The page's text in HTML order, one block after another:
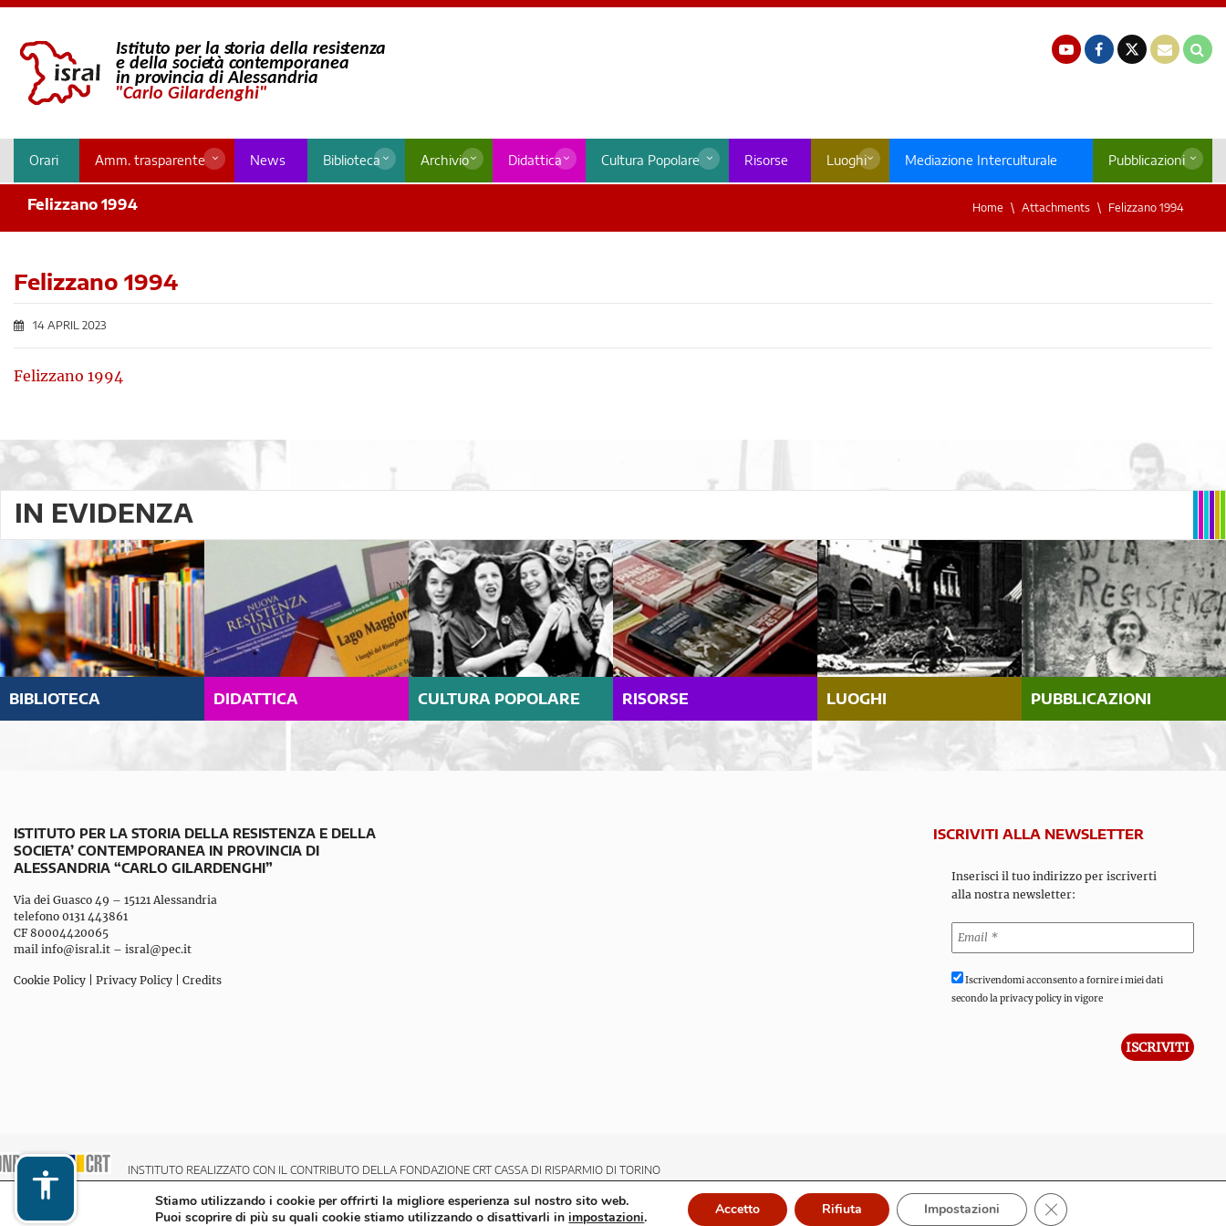
Orari Amm. trasparente News Biblioteca Archivio Didattica Cultura Popolare Risorse Luoghi Mediazione Interculturale Pubblicazioni
Felizzano 1994 Home Attachments Felizzano 1994
Felizzano 1994
14 APRIL 2023
Felizzano 1994
IN EVIDENZA
BIBLIOTECA DIDATTICA CULTURA POPOLARE RISORSE LUOGHI PUBBLICAZIONI
ISTITUTO PER LA STORIA DELLA RESISTENZA E DELLA
SOCIETA’ CONTEMPORANEA IN PROVINCIA DI
ALESSANDRIA “CARLO GILARDENGHI”
Via dei Guasco 49 – 15121 Alessandria
telefono 0131 443861
CF 80004420065
mail info@isral.it – isral@pec.it
Cookie Policy Privacy Policy Credits
ISCRIVITI ALLA NEWSLETTER
Inserisci il tuo indirizzo per iscriverti
alla nostra newsletter:
Iscrivendomi acconsento a fornire i miei dati
secondo la privacy policy in vigore
INSTITUTO REALIZZATO CON IL CONTRIBUTO DELLA FONDAZIONE CRT CASSA DI RISPARMIO DI TORINO
Stiamo utilizzando i cookie per offrirti la migliore esperienza sul nostro sito web.
Puoi scoprire di più su quali cookie stiamo utilizzando o disattivarli inimpostazioni. Accetto Rifiuta Impostazioni Close GDPR Cookie Banner